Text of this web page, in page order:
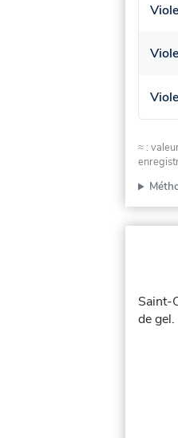
≈ :
Saint-
de gel.